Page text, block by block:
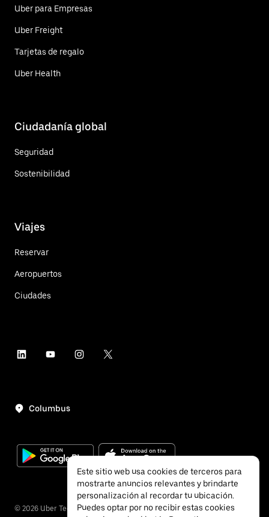
Uber para Empresas
Uber Freight
Tarjetas de regalo
Uber Health
Ciudadanía global
Seguridad
Sostenibilidad
Viajes
Reservar
Aeropuertos
Ciudades
Columbus
© 2026 Uber Technologies, Inc.
Este sitio web usa cookies de terceros para
mostrarte anuncios relevantes y brindarte
personalización al recordar tu ubicación.
Puedes optar por no recibir estas cookies